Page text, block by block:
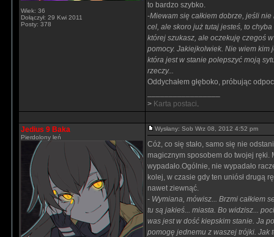
Wiek: 36
Dołączył: 29 Kwi 2011
Posty: 378
to bardzo szybko.
-Miewam się całkiem dobrze, jeśli
cel, ale skoro już tutaj jesteś, to
której szukasz, ale oczekuję czegoś
pomocy. Jakiejkolwiek. Nie wiem kim
która jest w stanie polepszyć moją
rzeczy...
Oddychałem głęboko, próbując
> Karta postaci.
Jedius 9 Baka
Pierdolony leń
Wysłany: Sob Wrz 08, 2012 4:52 pm
Cóż, co się stało, samo się nie
magicznym sposobem do twojej ręki.
wypadało.Ogólnie, nie wypadało
kolej, w czasie gdy ten uniósł drugą
nawet ziewnąć.
- Wymiana, mówisz... Brzmi całkiem
tu są jakieś... miasta. Bo widzisz...
was jest w dość kiepskim stanie. Ja
pomogę jednemu z waszej trójki. Jak